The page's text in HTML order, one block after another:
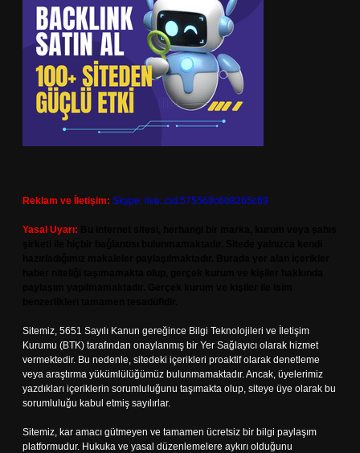
Reklam ve İletişim: Skype: live:.cid.575569c608265c69
Yasal Uyarı:
Sitemiz, 5651 Sayılı Kanun gereğince Bilgi Teknolojileri ve İletişim
Kurumu (BTK) tarafından onaylanmış bir Yer Sağlayıcı olarak hizmet
vermektedir. Bu nedenle, sitedeki içerikleri proaktif olarak denetleme
veya araştırma yükümlülüğümüz bulunmamaktadır. Ancak, üyelerimiz
yazdıkları içeriklerin sorumluluğunu taşımakta olup, siteye üye olarak bu
sorumluluğu kabul etmiş sayılırlar.
Sitemiz, kar amacı gütmeyen ve tamamen ücretsiz bir bilgi paylaşım
platformudur. Hukuka ve yasal düzenlemelere aykırı olduğunu